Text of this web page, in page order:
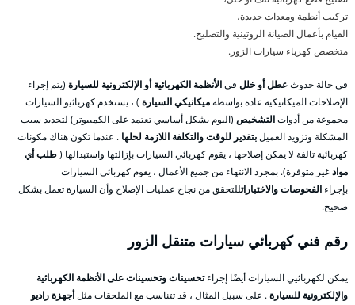
تركيب أنظمة ومعدات جديدة،
القيام بأعمال الصيانة الروتينية والتصليح.
متخصص كهرباء سيارات الزور.
في حالة حدوثعطل أو خلل فيالأنظمة الكهربائية أو الإلكترونية للسيارة (يتم إجراء
الإصلاحات الميكانيكية عادة بواسطةميكانيكي السيارة ) ، يستخدم كهربائيو السيارات
مجموعة من أدواتالتشخيص (اليوم بشكل أساسي تعتمد على الكمبيوتر) لتحديد سبب
المشكلة وتزويد العميلبتقدير للوقت والتكلفة اللازمة لحلها . عندما تكون هناك مكونات
كهربائية تالفة لا يمكن إصلاحها ، يقوم كهربائي السيارات بإزالتها واستبدالها (طلب أي
موادغير متوفرة). بمجرد الانتهاء من جميع الأعمال ، يقوم كهربائي السيارات
بإجراء الفحوصات والاختباراتللتحقق من نجاح عمليات الإصلاح وأن السيارة تعمل بشكل
صحيح.
رقم فني كهربائي سيارات متنقل الزور
يمكن لكهربائيي السيارات أيضًا إجراءتحسينات وتحسينات على الأنظمة الكهربائية
والإلكترونية للسيارة. على سبيل المثال ، قد تتناسب مع الملحقات مثلأجهزة راديو